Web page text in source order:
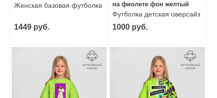
Женская базовая футболка
1449 руб.
на фиолете фон желтый
Футболка детская оверсайз
из хлопка
1000 руб.